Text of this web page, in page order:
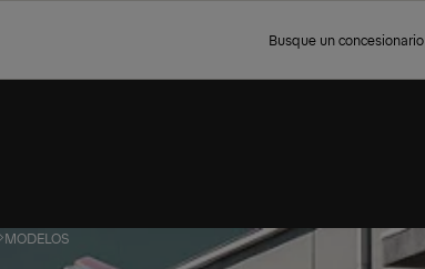
Busque un concesionario
MODELOS